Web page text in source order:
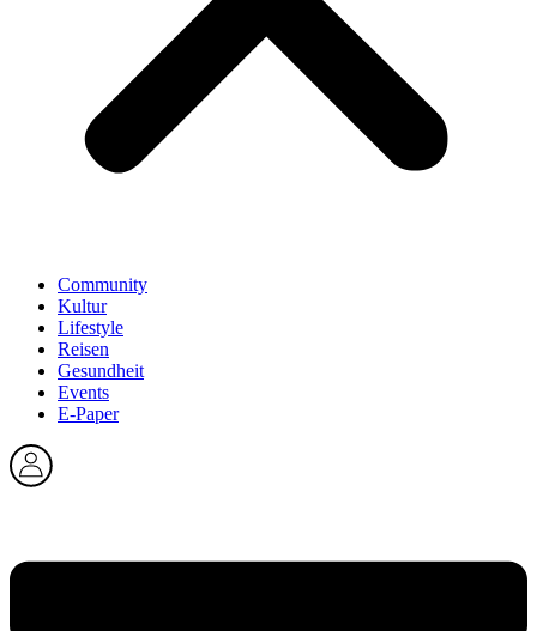
Community
Kultur
Lifestyle
Reisen
Gesundheit
Events
E-Paper